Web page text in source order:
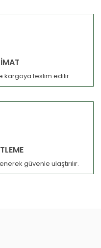
kargoya teslim edilir..
güvenle ulaştırılır.